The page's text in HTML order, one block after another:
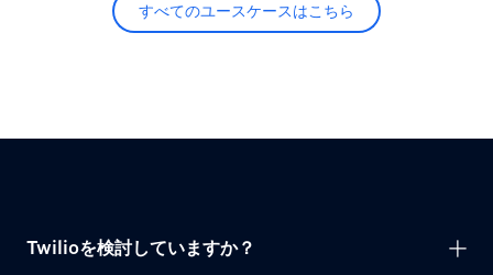
すべてのユースケースはこちら
Twilioを検討していますか？